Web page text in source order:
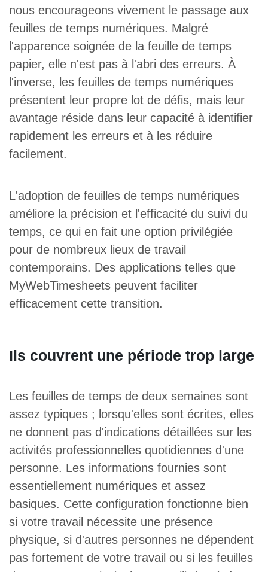
nous encourageons vivement le passage aux
feuilles de temps numériques. Malgré
l'apparence soignée de la feuille de temps
papier, elle n'est pas à l'abri des erreurs. À
l'inverse, les feuilles de temps numériques
présentent leur propre lot de défis, mais leur
avantage réside dans leur capacité à identifier
rapidement les erreurs et à les réduire
facilement.
L'adoption de feuilles de temps numériques
améliore la précision et l'efficacité du suivi du
temps, ce qui en fait une option privilégiée
pour de nombreux lieux de travail
contemporains. Des applications telles que
MyWebTimesheets peuvent faciliter
efficacement cette transition.
Ils couvrent une période trop large
Les feuilles de temps de deux semaines sont
assez typiques ; lorsqu'elles sont écrites, elles
ne donnent pas d'indications détaillées sur les
activités professionnelles quotidiennes d'une
personne. Les informations fournies sont
essentiellement numériques et assez
basiques. Cette configuration fonctionne bien
si votre travail nécessite une présence
physique, si d'autres personnes ne dépendent
pas fortement de votre travail ou si les feuilles